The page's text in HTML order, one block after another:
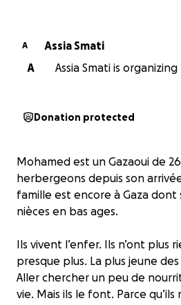
A
Assia Smati
A
Assia Smati is
Donation protected
Mohamed est un Gazaoui de
herbergeons depuis son
famille est encore à Gaza dont
nièces en bas ages.
Ils vivent l’enfer. Ils n’ont plus
presque plus. La plus jeune
Aller chercher un peu de
vie. Mais ils le font. Parce qu’ils